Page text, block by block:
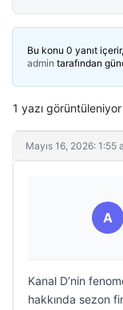
Bu konu 0 yanıt
admin tarafından
1 yazı
Mayıs 16, 2026: 1:55
A
Kanal D’nin
hakkında sezon